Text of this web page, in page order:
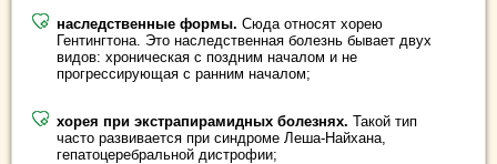
наследственные формы. Сюда относят хорею
Гентингтона. Это наследственная болезнь бывает двух
видов: хроническая с поздним началом и не
прогрессирующая с ранним началом;
хорея при экстрапирамидных болезнях. Такой тип
часто развивается при синдроме Леша-Найхана,
гепатоцеребральной дистрофии;